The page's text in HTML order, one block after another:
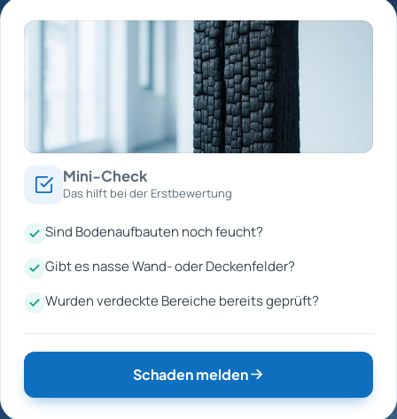
Mini-Check
Das hilft bei der Erstbewertung
Sind Bodenaufbauten noch feucht?
Gibt es nasse Wand- oder Deckenfelder?
Wurden verdeckte Bereiche bereits geprüft?
Schaden melden